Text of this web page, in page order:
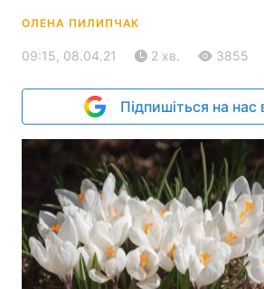
ОЛЕНА ПИЛИПЧАК
09:15, 08.04.21 2 хв. 3855
Підпишіться на нас